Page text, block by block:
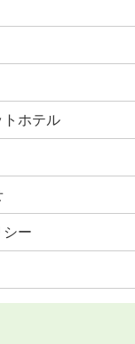
トホテル
ー